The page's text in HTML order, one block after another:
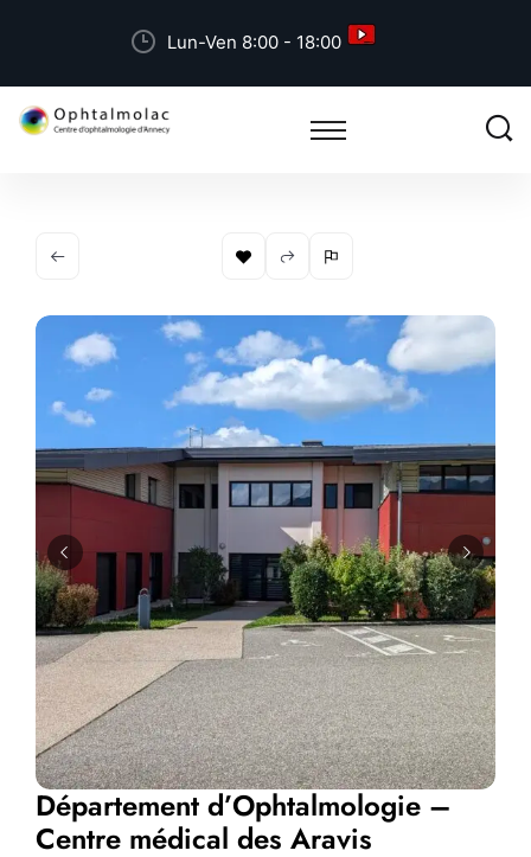
Lun-Ven 8:00 - 18:00
Département d’Ophtalmologie –
Centre médical des Aravis